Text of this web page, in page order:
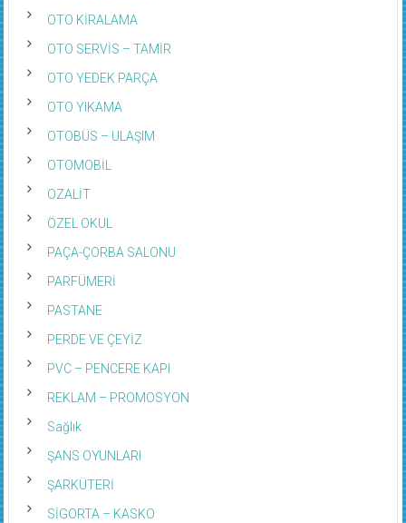
OTO KİRALAMA
OTO SERVİS – TAMİR
OTO YEDEK PARÇA
OTO YIKAMA
OTOBÜS – ULAŞIM
OTOMOBİL
OZALİT
ÖZEL OKUL
PAÇA-ÇORBA SALONU
PARFÜMERİ
PASTANE
PERDE VE ÇEYİZ
PVC – PENCERE KAPI
REKLAM – PROMOSYON
Sağlık
ŞANS OYUNLARI
ŞARKÜTERİ
SİGORTA – KASKO